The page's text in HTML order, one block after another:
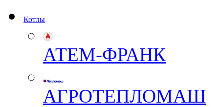
Котлы
АТЕМ-ФРАНК
АГРОТЕПЛОМАШ